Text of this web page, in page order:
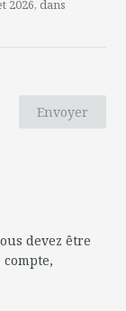
2026, dans
Envoyer
devez être
compte,